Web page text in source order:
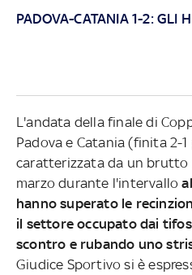
PADOVA-CATANIA 1-2: GLI
L'andata della finale di
Padova e Catania (finita 2-
caratterizzata da un brutto
marzo durante l'intervallo
hanno superato le
il settore occupato dai
scontro e rubando uno
Giudice Sportivo si è